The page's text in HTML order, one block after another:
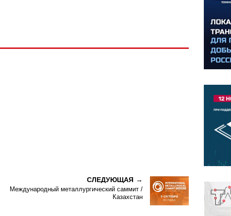
СЛЕДУЮЩАЯ
Международный металлургический саммит /
Казахстан